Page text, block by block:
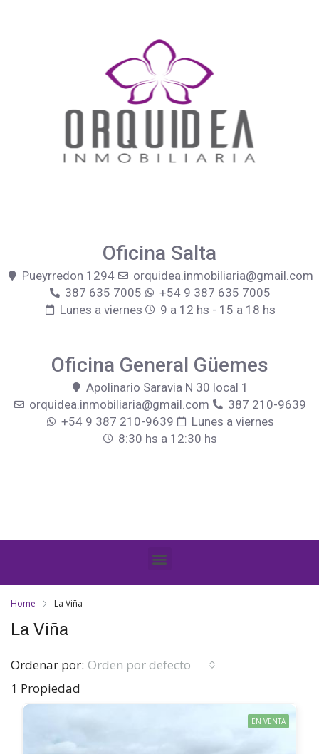
Oficina Salta
Pueyrredon 1294
orquidea.inmobiliaria@gmail.com
387 635 7005
+54 9 387 635 7005
Lunes a viernes
9 a 12 hs - 15 a 18 hs
Oficina General Güemes
Apolinario Saravia N 30 local 1
orquidea.inmobiliaria@gmail.com
387 210-9639
+54 9 387 210-9639
Lunes a viernes
8:30 hs a 12:30 hs
Home La Viña
La Viña
1 Propiedad
Ordenar por: Orden por defecto
EN VENTA